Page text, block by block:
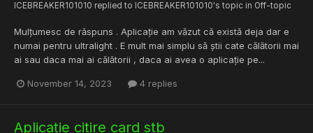
ICEBREAKER101010 replied to ICEBREAKER101010's topic in Off-topic
Mulțumesc de răspuns . Aplicație am văzut că există deja dar e
numai pentru ultralight . E mult mai simplu să știi cate călătorii mai
ai sau daca mai ai călătorii , daca ai avea o aplicație pe...
November 14, 2023 4 replies
Aplicație citire card stb